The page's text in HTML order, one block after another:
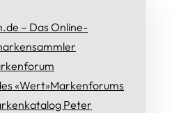
– Das Online-
«Wert»Markenforums
Peter